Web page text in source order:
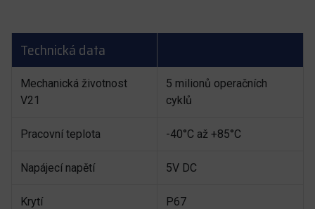
Technická data
Mechanická životnost
V21
5 milionů operačních
cyklů
Pracovní teplota -40°C až +85°C
Napájecí napětí 5V DC
Krytí P67